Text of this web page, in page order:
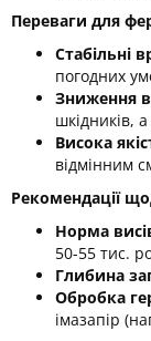
Переваги для
Стабільні
погодних
Зниження
шкідників,
Висока
відмінним
Рекомендації
Норма
50-55 тис.
Глибина
Обробка
імазапір